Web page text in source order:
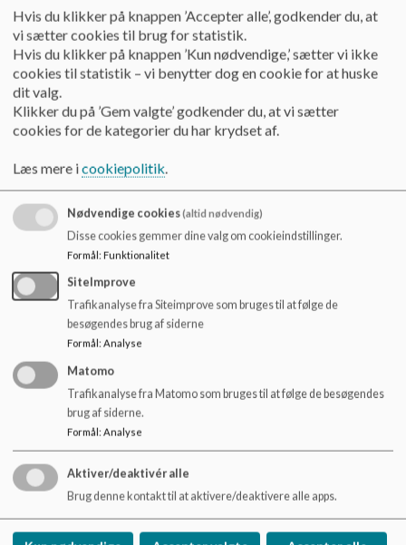
Skolens Grundfortælling.
Øster Nykirke Skole er et dejligt sted at være.
Skolen er rummelig for både børn og voksne, og afstanden
mellem børn, personale, forældre og ledelse er lille.
Vi passer på hinanden, store som små.
Elevrådet siger: ”her kan man lide børn”.
Personalet er dygtig og engageret, og søger konstant faglig
og pædagogisk udvikling. Fagligheden går hånd i hånd med
eksperimenter og udvikling. Det engagerede personale ser
muligheder.
Skolen har flotte og velholdte fysiske rammer. Vi har
mulighed for at nå Danmarks skønneste natur med
pedalkraft.
Skolen er forankret i lokalsamfundet med et bredt
samarbejde med foreninger og klubber.
Øster Nykirke Skole
Hvis du klikker på knappen ’Accepter alle’, godkender du, at
vi sætter cookies til brug for statistik.
Hvis du klikker på knappen ’Kun nødvendige,’ sætter vi ikke
cookies til statistik – vi benytter dog en cookie for at huske
dit valg.
Klikker du på ’Gem valgte’ godkender du, at vi sætter
cookies for de kategorier du har krydset af.
Læs mere icookiepolitik.
Nødvendige cookies(altid nødvendig)
Disse cookies gemmer dine valg om cookieindstillinger.
Formål: Funktionalitet
SiteImprove
Trafikanalyse fra Siteimprove som bruges til at følge de
besøgendes brug af siderne
Formål : Analyse
Matomo
Trafikanalyse fra Matomo som bruges til at følge de besøgendes
brug af siderne.
Formål: Analyse
Aktiver/deaktivér alle
Brug denne kontakt til at aktivere/deaktivere alle apps.